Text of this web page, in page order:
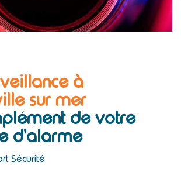
à
sur mer
de votre
d’alarme
Sécurité